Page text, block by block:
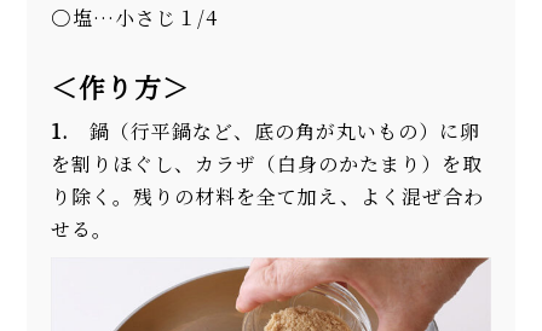
塩…小さじ１/4
＜作り方＞
1.
鍋（行平鍋など、底の角が丸いもの）に卵
を割りほぐし、カラザ（白身のかたまり）を取
り除く。残りの材料を全て加え、よく混ぜ合わ
せる。